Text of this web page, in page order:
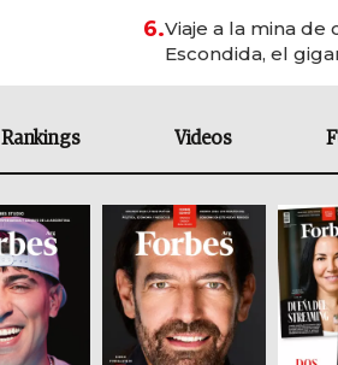
6.Viaje a la mina
Escondida, el
Rankings Videos